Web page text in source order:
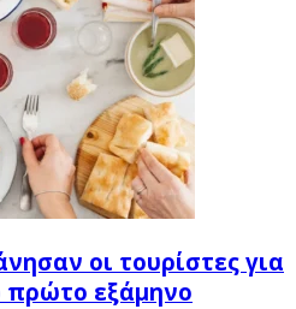
οι τουρίστες για
πρώτο εξάμηνο